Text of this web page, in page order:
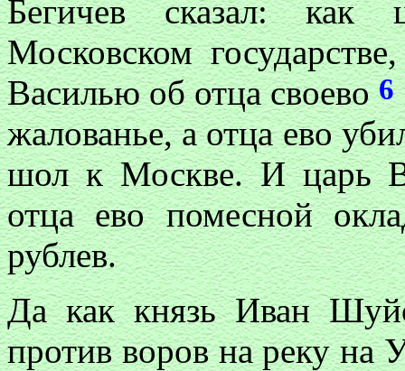
Бегичев сказал: как
Московском
Василью об отца своево6
жалованье, а отца ево
шол к Москве. И царь
отца ево помесной
рублев.
Да как князь Иван
против воров на реку на